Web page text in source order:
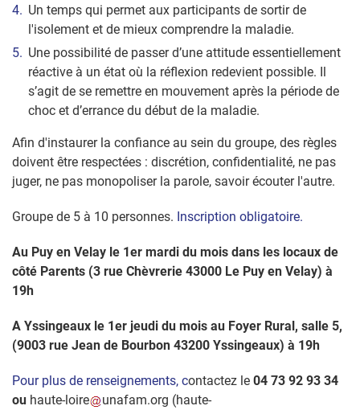
Un temps qui permet aux participants de sortir de
l'isolement et de mieux comprendre la maladie.
Une possibilité de passer d’une attitude essentiellement
réactive à un état où la réflexion redevient possible. Il
s’agit de se remettre en mouvement après la période de
choc et d’errance du début de la maladie.
Afin d'instaurer la confiance au sein du groupe, des règles
doivent être respectées : discrétion, confidentialité, ne pas
juger, ne pas monopoliser la parole, savoir écouter l'autre.
Groupe de 5 à 10 personnes. Inscription obligatoire.
Au Puy en Velay le 1er mardi du mois dans les locaux de
côté Parents (3 rue Chèvrerie 43000 Le Puy en Velay) à
19h
A Yssingeaux le 1er jeudi du mois au Foyer Rural, salle 5,
(9003 rue Jean de Bourbon 43200 Yssingeaux) à 19h
Pour plus de renseignements, contactez le 04 73 92 93 34
ou haute-loire unafam.org (haute-